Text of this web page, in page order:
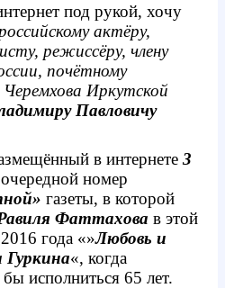
под рукой, хочу
российскому актёру,
режиссёру, члену
почётному
Иркутской
Павловичу
в интернете 3
очередной номер
газеты, в которой
Фаттахова в этой
года «»Любовь и
Гуркина«, когда
исполниться 65 лет.